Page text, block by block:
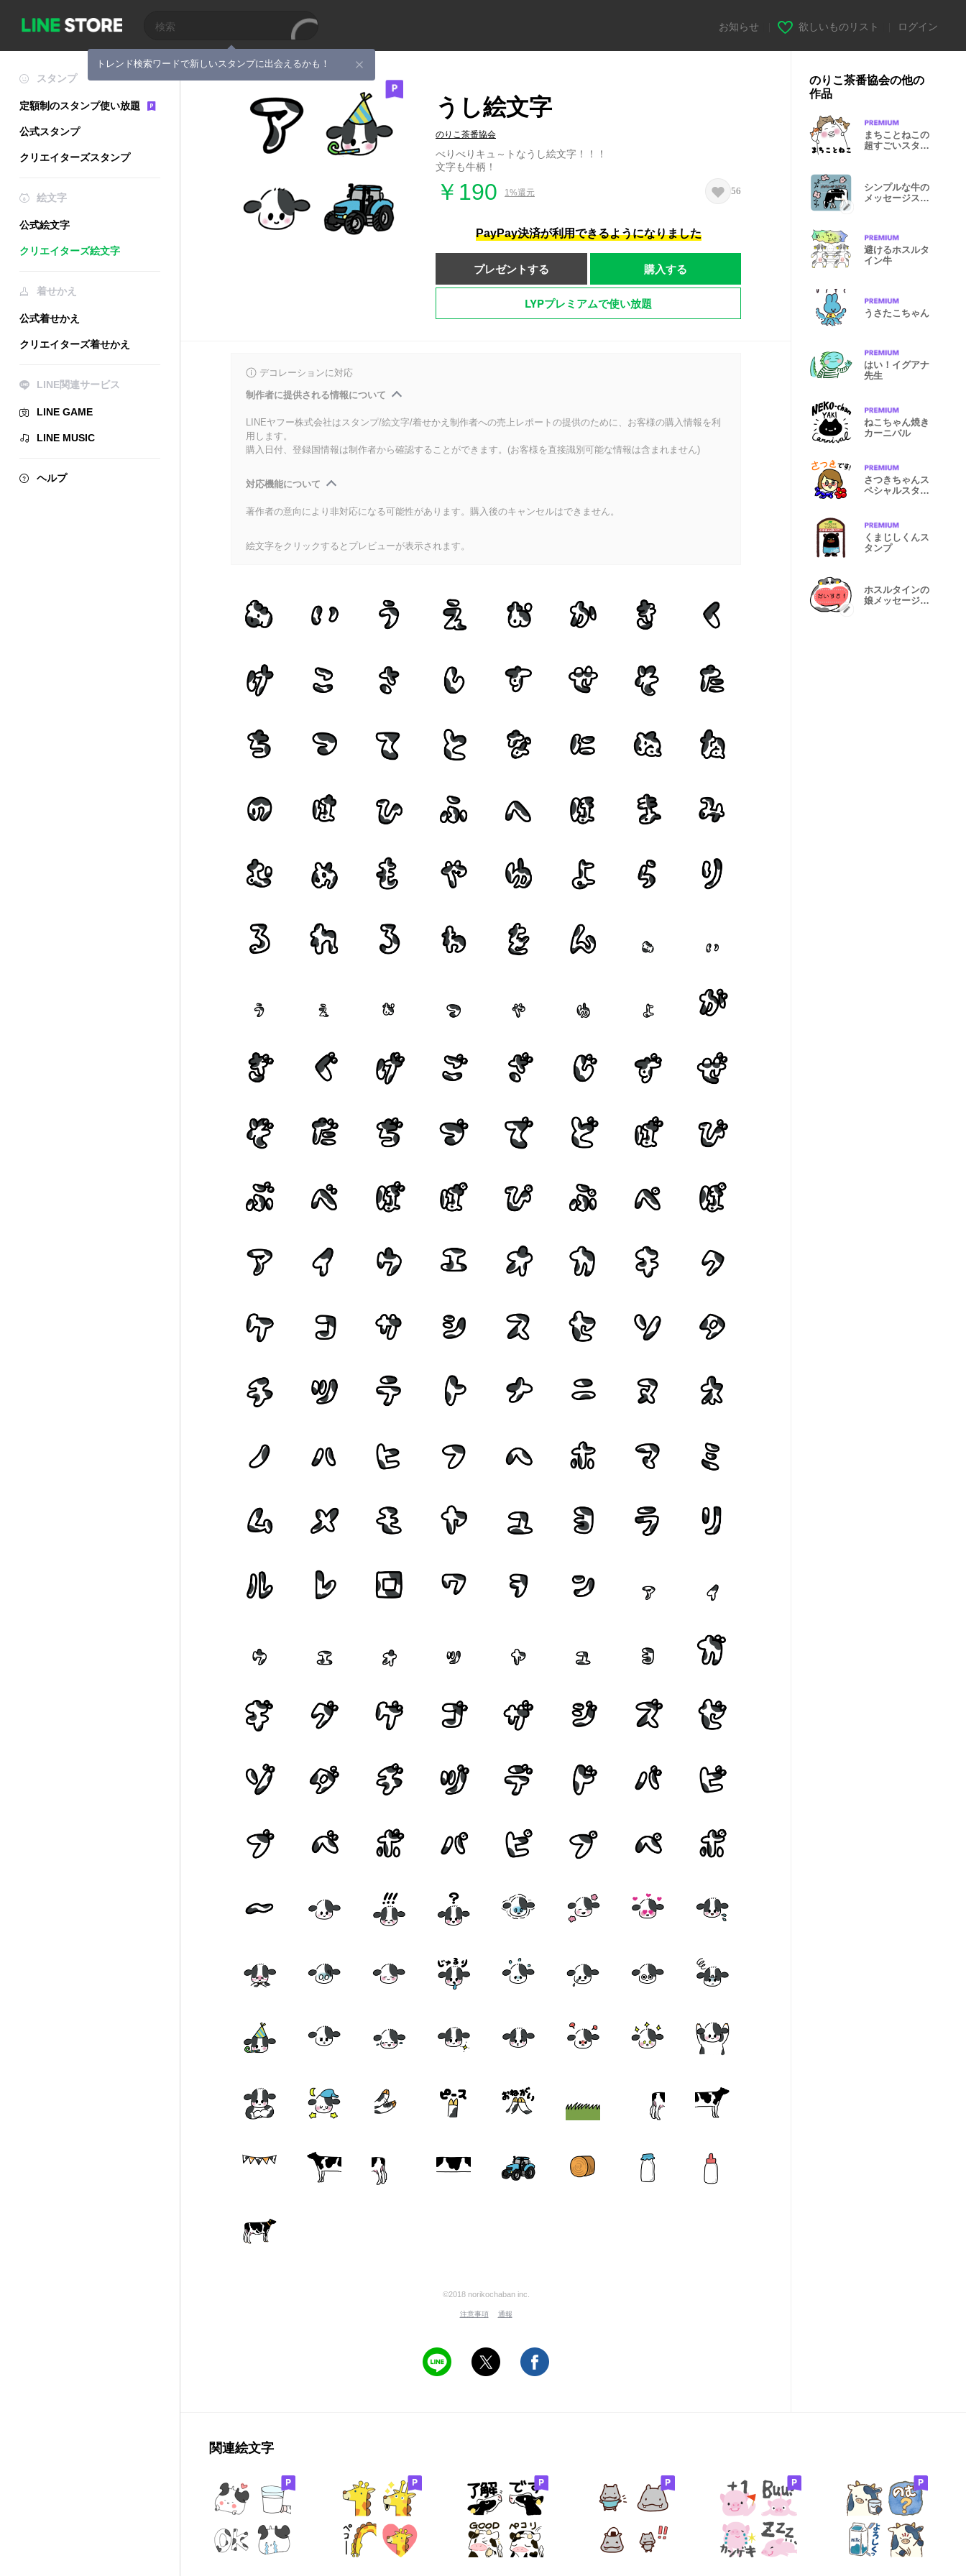
トレンド検索ワードで新しいスタンプに出会えるかも！
お知らせ 欲しいものリスト ログイン
スタンプ
定額制のスタンプ使い放題
公式スタンプ
クリエイターズスタンプ
絵文字
公式絵文字
クリエイターズ絵文字
着せかえ
公式着せかえ
クリエイターズ着せかえ
LINE関連サービス
LINE GAME
LINE MUSIC
ヘルプ
うし絵文字
のりこ茶番協会
べりべりキュ～トなうし絵文字！！！
文字も牛柄！
￥190 1%還元 56
PayPay決済が利用できるようになりました
プレゼントする 購入する
LYPプレミアムで使い放題
デコレーションに対応
制作者に提供される情報について
LINEヤフー株式会社はスタンプ/絵文字/着せかえ制作者への売上レポートの提供のために、お客様の購入情報を利
用します。
購入日付、登録国情報は制作者から確認することができます。(お客様を直接識別可能な情報は含まれません)
対応機能について
著作者の意向により非対応になる可能性があります。購入後のキャンセルはできません。
絵文字をクリックするとプレビューが表示されます。
©2018 norikochaban inc.
注意事項 通報
のりこ茶番協会の他の
作品
まちことねこの
超すごいスタン
シンプルな牛の
メッセージスタ
避けるホスルタ
イン牛
うさたこちゃん
はい！イグアナ
先生
ねこちゃん焼き
カーニバル
さつきちゃんス
ペシャルスタン
くまじしくんス
タンプ
ホスルタインの
娘メッセージス
関連絵文字